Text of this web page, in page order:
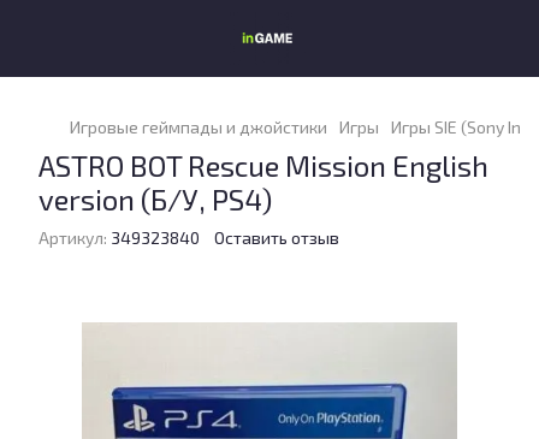
Игровые геймпады и джойстики Игры Игры SIE (Sony
ASTRO BOT Rescue Mission English
version (Б/У, PS4)
Артикул: 349323840 Оставить отзыв